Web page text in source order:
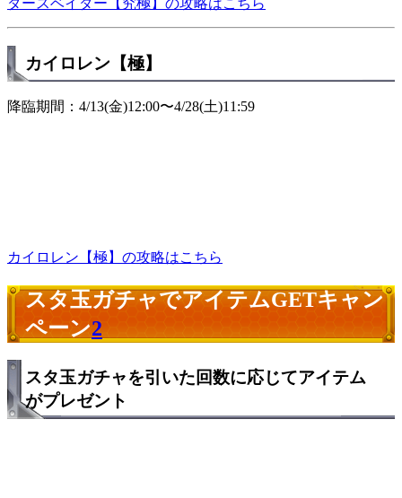
カイロレン【極】
降臨期間：4/13(金)12:00〜4/28(土)11:59
カイロレン【極】の攻略はこちら
スタ玉ガチャでアイテムGETキャン
ペーン2
スタ玉ガチャを引いた回数に応じてアイテム
がプレゼント